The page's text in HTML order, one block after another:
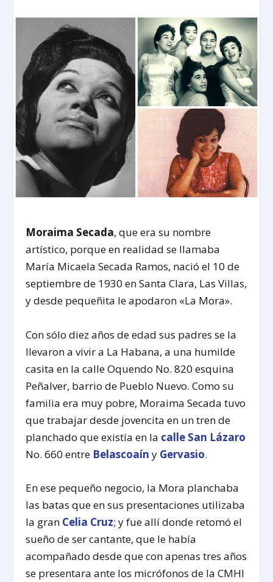
Moraima Secada, que era su nombre
artístico, porque en realidad se llamaba
María Micaela Secada Ramos, nació el 10 de
septiembre de 1930 en Santa Clara, Las Villas,
y desde pequeñita le apodaron «La Mora».
Con sólo diez años de edad sus padres se la
llevaron a vivir a La Habana, a una humilde
casita en la calle Oquendo No. 820 esquina
Peñalver, barrio de Pueblo Nuevo. Como su
familia era muy pobre, Moraima Secada tuvo
que trabajar desde jovencita en un tren de
planchado que existía en la calle San Lázaro
No. 660 entre Belascoaín y Gervasio.
En ese pequeño negocio, la Mora planchaba
las batas que en sus presentaciones utilizaba
la gran Celia Cruz; y fue allí donde retomó el
sueño de ser cantante, que le había
acompañado desde que con apenas tres años
se presentara ante los micrófonos de la CMHI